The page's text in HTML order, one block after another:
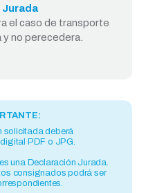
Jurada
el caso de transporte
no perecedera.
solicitada deberá
PDF o JPG.
una Declaración Jurada.
consignados podrá ser